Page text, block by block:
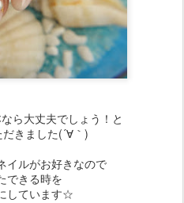
ら大丈夫でしょう！と
きました(´∀｀)
イルがお好きなので
できる時を
しています☆